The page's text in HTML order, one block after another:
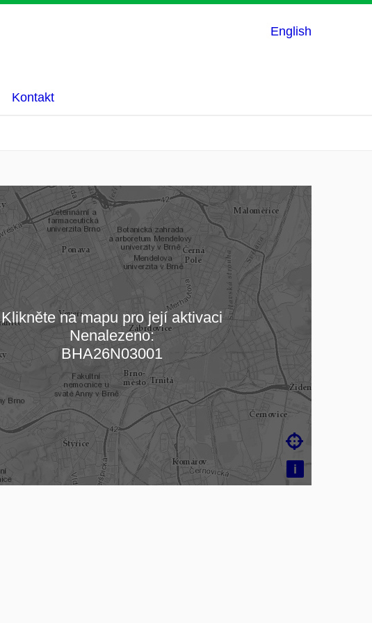
English
Kontakt
Načítám mapu…
i

Klikněte na mapu pro její aktivaci
Nenalezeno:
BHA26N03001